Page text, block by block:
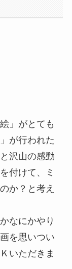
」がとても
が行われた
沢山の感動
付けて、ミ
か？と考え
なにかやり
を思いつい
いただきま